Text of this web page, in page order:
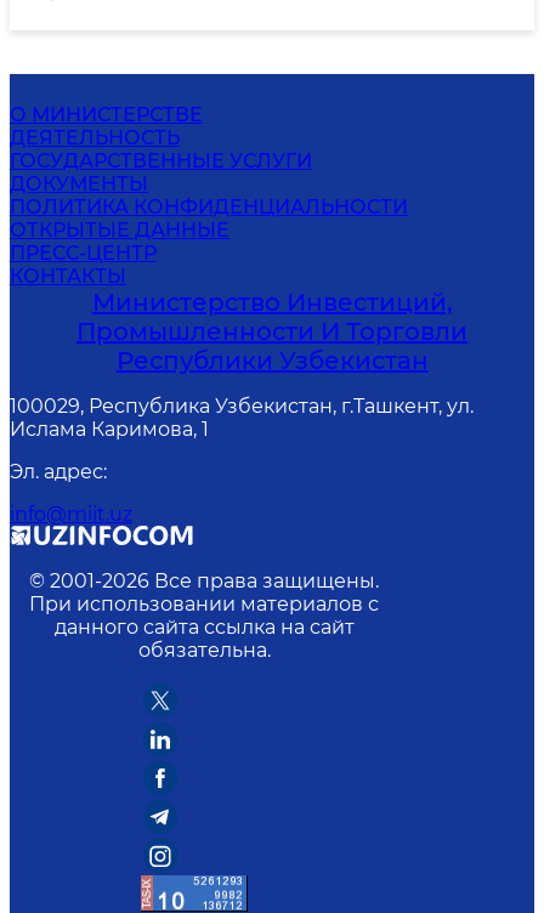
О МИНИСТЕРСТВЕ
ДЕЯТЕЛЬНОСТЬ
ГОСУДАРСТВЕННЫЕ УСЛУГИ
ДОКУМЕНТЫ
ПОЛИТИКА КОНФИДЕНЦИАЛЬНОСТИ
ОТКРЫТЫЕ ДАННЫЕ
ПРЕСС-ЦЕНТР
КОНТАКТЫ
Министерство Инвестиций,
Промышленности И Торговли
Республики Узбекистан
100029, Республика Узбекистан, г.Ташкент, ул.
Ислама Каримова, 1
Эл. адрес:
info@miit.uz
© 2001-2026 Все права защищены.
При использовании материалов с
данного сайта ссылка на сайт
обязательна.